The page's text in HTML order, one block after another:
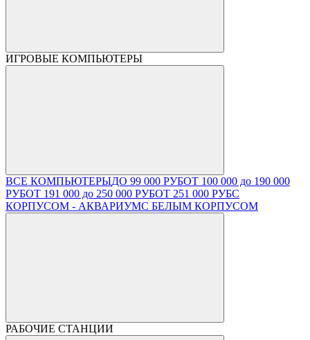
ИГРОВЫЕ КОМПЬЮТЕРЫ
ВСЕ КОМПЬЮТЕРЫДО 99 000 РУБОТ 100 000 до 190 000
РУБОТ 191 000 до 250 000 РУБОТ 251 000 РУБС
КОРПУСОМ - АКВАРИУМС БЕЛЫМ КОРПУСОМ
РАБОЧИЕ СТАНЦИИ